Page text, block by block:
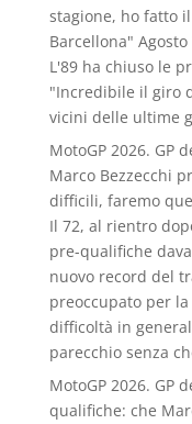
stagione, ho fatto
Barcellona" Agosto
L'89 ha chiuso le
"Incredibile il giro
vicini delle ultime
MotoGP 2026. GP
Marco Bezzecchi
difficili, faremo
Il 72, al rientro
pre-qualifiche
nuovo record del
preoccupato per
difficoltà in
parecchio senza
MotoGP 2026. GP
qualifiche: che